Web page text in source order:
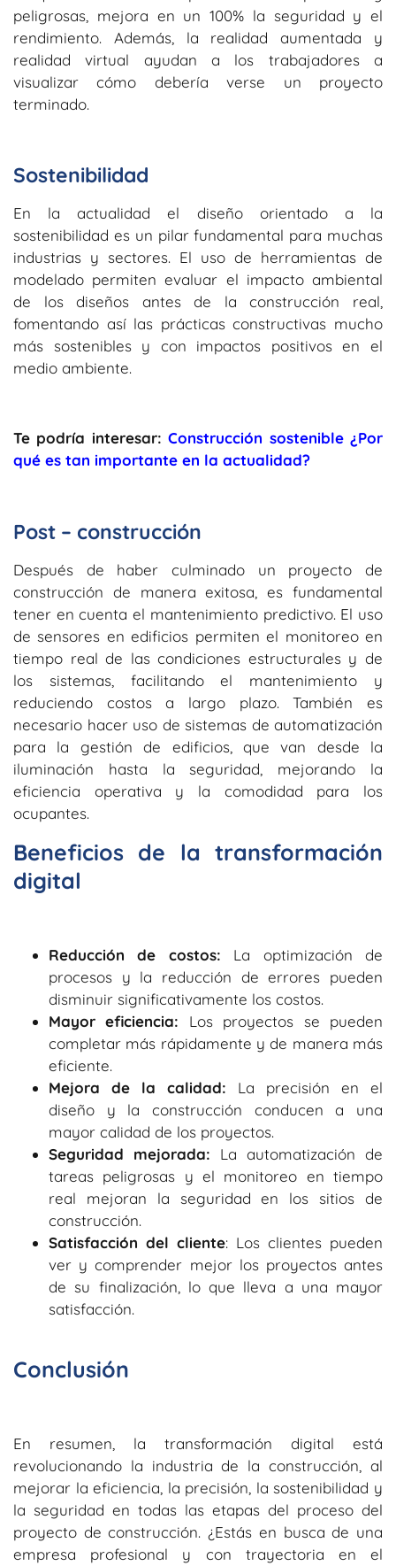
peligrosas, mejora en un 100% la seguridad y el
rendimiento. Además, la realidad aumentada y
realidad virtual ayudan a los trabajadores a
visualizar cómo debería verse un proyecto
terminado.
Sostenibilidad
En la actualidad el diseño orientado a la
sostenibilidad es un pilar fundamental para muchas
industrias y sectores. El uso de herramientas de
modelado permiten evaluar el impacto ambiental
de los diseños antes de la construcción real,
fomentando así las prácticas constructivas mucho
más sostenibles y con impactos positivos en el
medio ambiente.
Te podría interesar: Construcción sostenible ¿Por
qué es tan importante en la actualidad?
Post – construcción
Después de haber culminado un proyecto de
construcción de manera exitosa, es fundamental
tener en cuenta el mantenimiento predictivo. El uso
de sensores en edificios permiten el monitoreo en
tiempo real de las condiciones estructurales y de
los sistemas, facilitando el mantenimiento y
reduciendo costos a largo plazo. También es
necesario hacer uso de sistemas de automatización
para la gestión de edificios, que van desde la
iluminación hasta la seguridad, mejorando la
eficiencia operativa y la comodidad para los
ocupantes.
Beneficios de la transformación
digital
Reducción de costos: La optimización de
procesos y la reducción de errores pueden
disminuir significativamente los costos.
Mayor eficiencia: Los proyectos se pueden
completar más rápidamente y de manera más
eficiente.
Mejora de la calidad: La precisión en el
diseño y la construcción conducen a una
mayor calidad de los proyectos.
Seguridad mejorada: La automatización de
tareas peligrosas y el monitoreo en tiempo
real mejoran la seguridad en los sitios de
construcción.
Satisfacción del cliente: Los clientes pueden
ver y comprender mejor los proyectos antes
de su finalización, lo que lleva a una mayor
satisfacción.
Conclusión
En resumen, la transformación digital está
revolucionando la industria de la construcción, al
mejorar la eficiencia, la precisión, la sostenibilidad y
la seguridad en todas las etapas del proceso del
proyecto de construcción. ¿Estás en busca de una
empresa profesional y con trayectoria en el